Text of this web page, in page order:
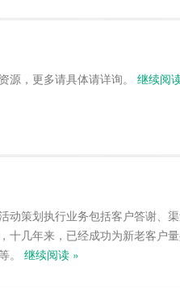
源，更多请具体请详询。 继续阅
动策划执行业务包括客户答谢、
十几年来，已经成功为新老客户
。 继续阅读 »